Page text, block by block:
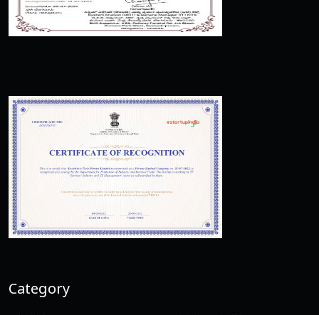
Category